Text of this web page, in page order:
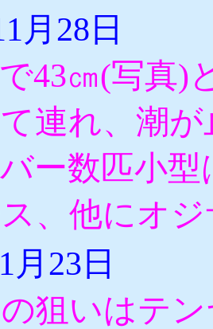
月28日
43㎝(写真)
連れ、潮
ー数匹小
、他にオ
月23日
狙いはテ